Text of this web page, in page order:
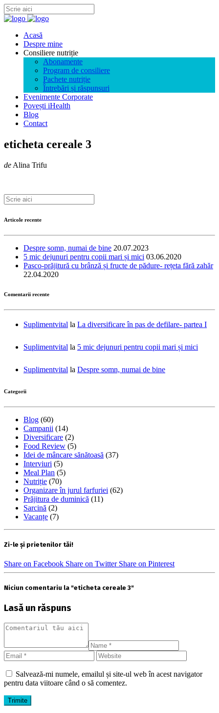
Acasă
Despre mine
Consiliere nutriție
Abonamente
Program de consiliere
Pachete nutriție
Întrebări și răspunsuri
Evenimente Corporate
Povești iHealth
Blog
Contact
eticheta cereale 3
de Alina Trifu
Articole recente
Despre somn, numai de bine 20.07.2023
5 mic dejunuri pentru copii mari și mici 03.06.2020
Pasco-prăjitură cu brânză și fructe de pădure- rețeta fără zahăr
22.04.2020
Comentarii recente
Suplimentvital la La diversificare în pas de defilare- partea I
Suplimentvital la 5 mic dejunuri pentru copii mari și mici
Suplimentvital la Despre somn, numai de bine
Categorii
Blog (60)
Campanii (14)
Diversificare (2)
Food Review (5)
Idei de mâncare sănătoasă (37)
Interviuri (5)
Meal Plan (5)
Nutriție (70)
Organizare în jurul farfuriei (62)
Prăjitura de duminică (11)
Sarcină (2)
Vacanțe (7)
Zi-le și prietenilor tăi!
Share on Facebook Share on Twitter Share on Pinterest
Niciun comentariu la "eticheta cereale 3"
Lasă un răspuns
Salvează-mi numele, emailul și site-ul web în acest navigator
pentru data viitoare când o să comentez.